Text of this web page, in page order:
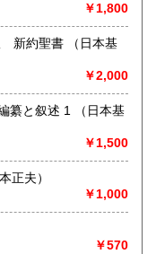
3,330円
県 3,330円
ぜひご連絡下さい。
門書を積極的に買取
幌市内は出張買取
ださい。まずはお気
￥1,800
（日本基
￥2,000
1 （日本基
￥1,500
スコラ哲学研究 （松本正夫）
￥1,000
￥570